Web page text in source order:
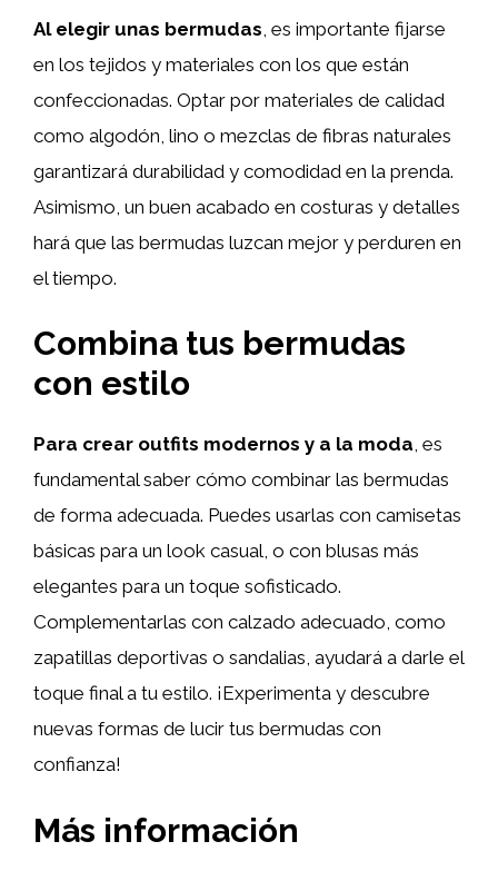
Al elegir unas bermudas , es importante fijarse
en los tejidos y materiales con los que están
confeccionadas. Optar por materiales de calidad
como algodón, lino o mezclas de fibras naturales
garantizará durabilidad y comodidad en la prenda.
Asimismo, un buen acabado en costuras y detalles
hará que las bermudas luzcan mejor y perduren en
el tiempo.
Combina tus bermudas
con estilo
Para crear outfits modernos y a la moda, es
fundamental saber cómo combinar las bermudas
de forma adecuada. Puedes usarlas con camisetas
básicas para un look casual, o con blusas más
elegantes para un toque sofisticado.
Complementarlas con calzado adecuado, como
zapatillas deportivas o sandalias, ayudará a darle el
toque final a tu estilo. ¡Experimenta y descubre
nuevas formas de lucir tus bermudas con
confianza!
Más información